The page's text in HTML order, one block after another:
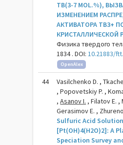
TB(3-7 MOL.%),
ИЗМЕНЕНИЕМ
АКТИВАТОРА TB3+
КРИСТАЛЛИЧЕСКОЙ
Физика твердого
1834 . DOI:10.21883/
OpenAlex
44
Vasilchenko D. ,
, Popovetskiy P. ,
,Asanov I. , Filatov E. ,
Gerasimov E. ,
Sulfuric Acid
[Pt(OH)4(H2O)2]: A
Speciation Survey